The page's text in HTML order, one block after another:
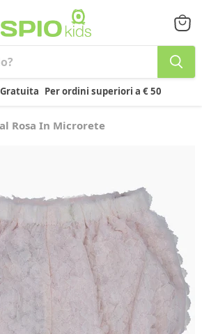
Per ordini superiori a € 50
il
Rosa In Microrete